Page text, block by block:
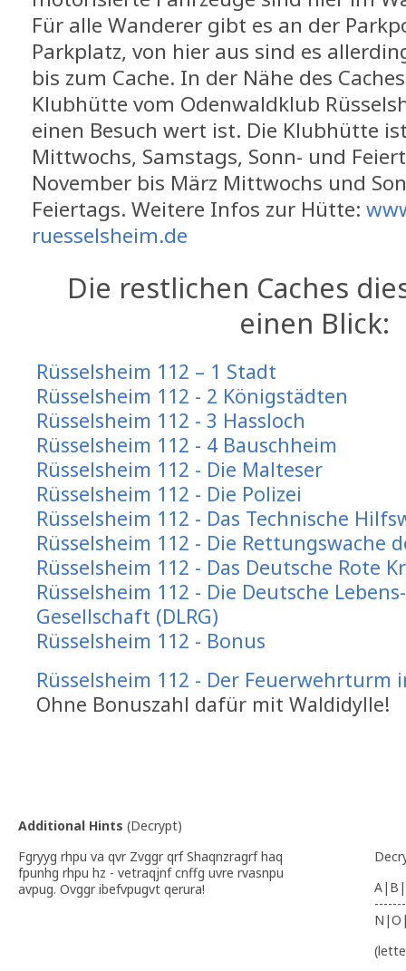
Für alle Wanderer gibt es an der
Parkplatz, von hier aus sind es
bis zum Cache. In der Nähe des
Klubhütte vom Odenwaldklub
einen Besuch wert ist. Die Klubhütte
Mittwochs, Samstags, Sonn- und
November bis März Mittwochs und
Feiertags. Weitere Infos zur Hütte:
ruesselsheim.de
Die restlichen Caches
einen Blick:
Rüsselsheim 112 – 1 Stadt
Rüsselsheim 112 - 2 Königstädten
Rüsselsheim 112 - 3 Hassloch
Rüsselsheim 112 - 4 Bauschheim
Rüsselsheim 112 - Die Malteser
Rüsselsheim 112 - Die Polizei
Rüsselsheim 112 - Das Technische
Rüsselsheim 112 - Die Rettungswache
Rüsselsheim 112 - Das Deutsche Rote
Rüsselsheim 112 - Die Deutsche
Gesellschaft (DLRG)
Rüsselsheim 112 - Bonus
Rüsselsheim 112 - Der Feuerwehrturm
Ohne Bonuszahl dafür mit Waldidylle!
Additional Hints (Decrypt)
Fgryyg rhpu va qvr Zvggr qrf Shaqnzragrf haq
fpunhg rhpu hz - vetraqjnf cnffg uvre rvasnpu
avpug. Ovggr ibefvpugvt qerura!